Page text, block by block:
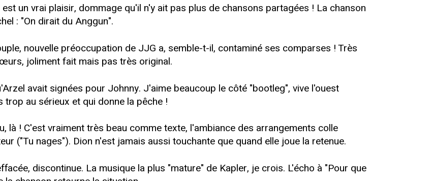
un vrai plaisir, dommage qu'il n'y ait pas plus de chansons partagées ! La chanson
: "On dirait du Anggun".
nouvelle préoccupation de JJG a, semble-t-il, contaminé ses comparses ! Très
joliment fait mais pas très original.
avait signées pour Johnny. J'aime beaucoup le côté "bootleg", vive l'ouest
trop au sérieux et qui donne la pêche !
là ! C'est vraiment très beau comme texte, l'ambiance des arrangements colle
("Tu nages"). Dion n'est jamais aussi touchante que quand elle joue la retenue.
discontinue. La musique la plus "mature" de Kapler, je crois. L'écho à "Pour que